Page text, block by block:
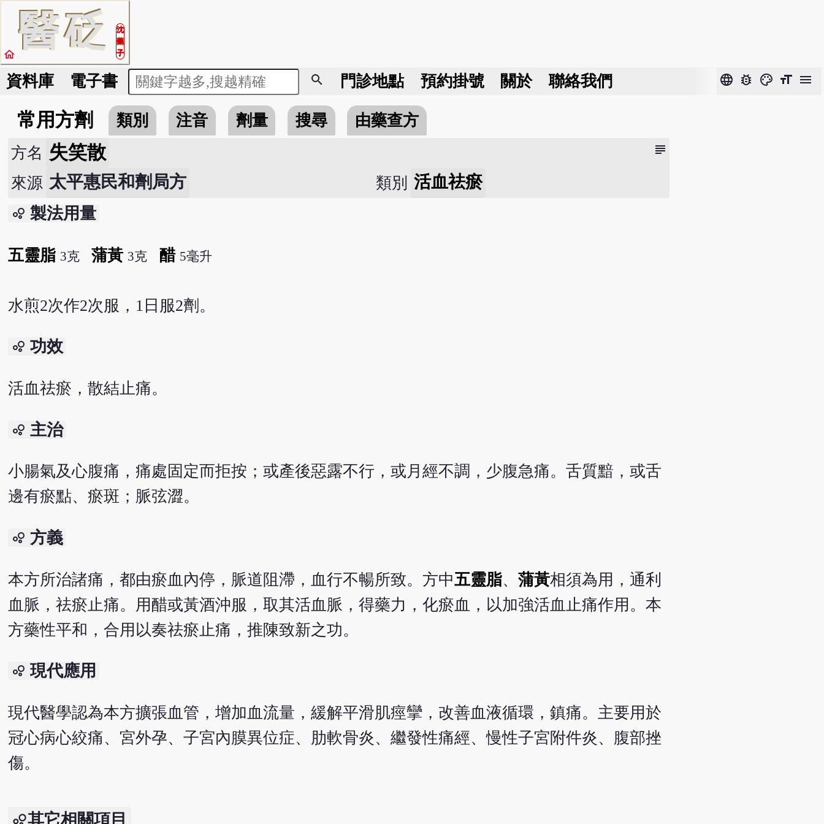
醫砭
沈
藥
子
home
資料庫 電子書 search 門診地點 預約掛號 關於 聯絡我們 language bug_report color_lens format_size menu
常用方劑 類別 注音 劑量 搜尋 由藥查方
subject
方名 失笑散
來源 太平惠民和劑局方 類別 活血祛瘀
bubble_chart 製法用量
五靈脂 3克 蒲黃 3克 醋 5毫升
水煎2次作2次服，1日服2劑。
bubble_chart 功效
活血祛瘀，散結止痛。
bubble_chart 主治
小腸氣及心腹痛，痛處固定而拒按；或產後惡露不行，或月經不調，少腹急痛。舌質黯，或舌
邊有瘀點、瘀斑；脈弦澀。
bubble_chart 方義
本方所治諸痛，都由瘀血內停，脈道阻滯，血行不暢所致。方中五靈脂、 蒲黃相須為用，通利
血脈，祛瘀止痛。用醋或黃酒沖服，取其活血脈，得藥力，化瘀血，以加強活血止痛作用。本
方藥性平和，合用以奏祛瘀止痛，推陳致新之功。
bubble_chart 現代應用
現代醫學認為本方擴張血管，增加血流量，緩解平滑肌痙攣，改善血液循環，鎮痛。主要用於
冠心病心絞痛、宮外孕、子宮內膜異位症、肋軟骨炎、繼發性痛經、慢性子宮附件炎、腹部挫
傷。
其它相關項目